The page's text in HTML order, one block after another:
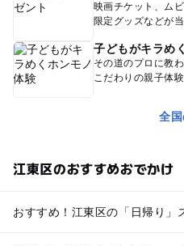
映画チケット、ム
限定グッズなどが当
子どもがキラめ
その道のプロに教
こだわりの親子体
全
江東区のおすすめおでかけ
おすすめ！江東区の「日帰り」